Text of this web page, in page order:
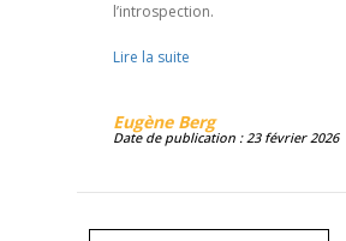
l’introspection.
Lire la suite
Eugène Berg
Date de publication : 23 février 2026